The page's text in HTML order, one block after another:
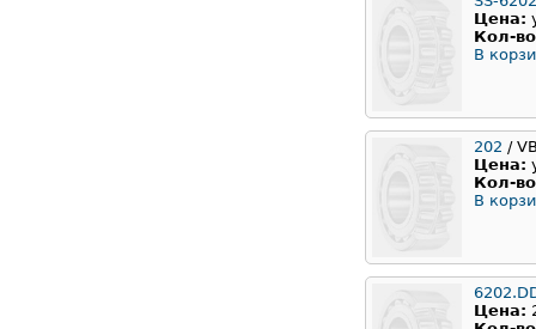
Цена:
Кол-
В
202 /
Цена:
Кол-
В
Цена: